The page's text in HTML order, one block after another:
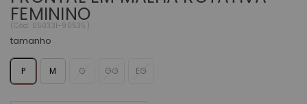
FEMININO
(Cód. 050331-90535 )
tamanho
P M G GG EG